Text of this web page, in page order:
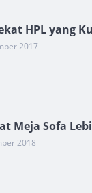
HPL yang
2017
Meja Sofa
2018